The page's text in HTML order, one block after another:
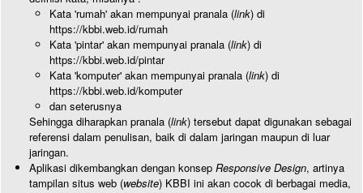
Kata 'rumah' akan mempunyai pranala (link) di
https://kbbi.web.id/rumah
Kata 'pintar' akan mempunyai pranala (link) di
https://kbbi.web.id/pintar
Kata 'komputer' akan mempunyai pranala (link) di
https://kbbi.web.id/komputer
dan seterusnya
Sehingga diharapkan pranala (link) tersebut dapat digunakan sebagai
referensi dalam penulisan, baik di dalam jaringan maupun di luar
jaringan.
Aplikasi dikembangkan dengan konsep Responsive Design, artinya
tampilan situs web (website) KBBI ini akan cocok di berbagai media,